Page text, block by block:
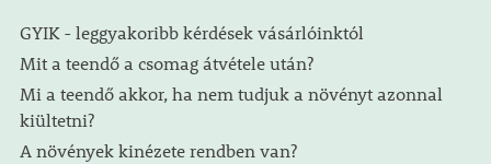
GYIK - leggyakoribb kérdések vásárlóinktól
Mit a teendő a csomag átvétele után?
Mi a teendő akkor, ha nem tudjuk a növényt azonnal
kiültetni?
A növények kinézete rendben van?